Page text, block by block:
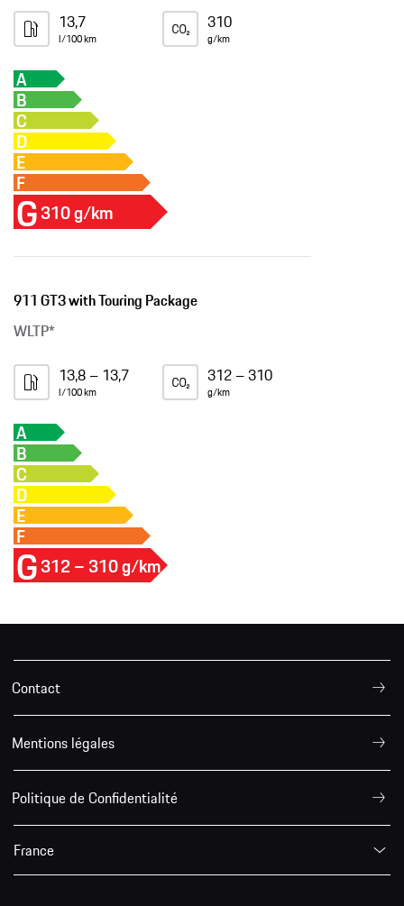
13,7
l/100 km
310
g/km
A
B
C
D
E
F
G310 g/km
911 GT3 with Touring Package
WLTP*
13,8 – 13,7
l/100 km
312 – 310
g/km
A
B
C
D
E
F
G312 – 310 g/km
Contact
Mentions légales
Politique de Confidentialité
France